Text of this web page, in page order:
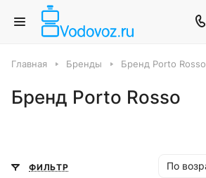
Главная Бренды Бренд Porto Rosso
Бренд Porto Rosso
ФИЛЬТР